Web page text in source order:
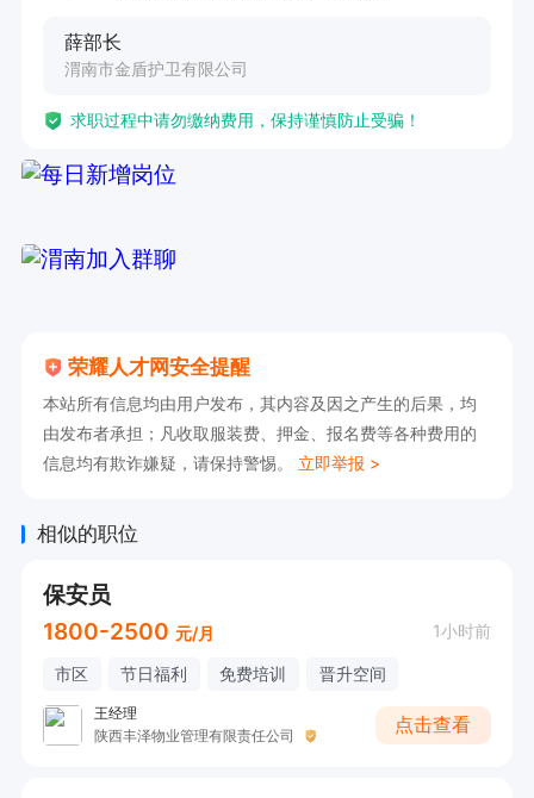
薛部长
渭南市金盾护卫有限公司
求职过程中请勿缴纳费用，保持谨慎防止受骗！
荣耀人才网安全提醒
本站所有信息均由用户发布，其内容及因之产生的后果，均
由发布者承担；凡收取服装费、押金、报名费等各种费用的
信息均有欺诈嫌疑，请保持警惕。 立即举报 >
相似的职位
保安员
1800-2500 元/月 1小时前
市区 节日福利 免费培训 晋升空间
王经理
陕西丰泽物业管理有限责任公司
点击查看